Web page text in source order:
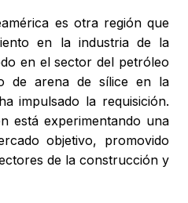
es otra región que
en la industria de la
en el sector del petróleo
de arena de sílice en la
impulsado la requisición.
está experimentando una
objetivo, promovido
de la construcción y